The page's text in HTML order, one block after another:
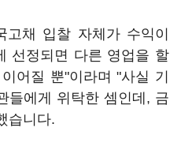
채 입찰 자체가 수익이
선정되면 다른 영업을 할
어질 뿐"이라며 "사실 기
들에게 위탁한 셈인데, 금
습니다.